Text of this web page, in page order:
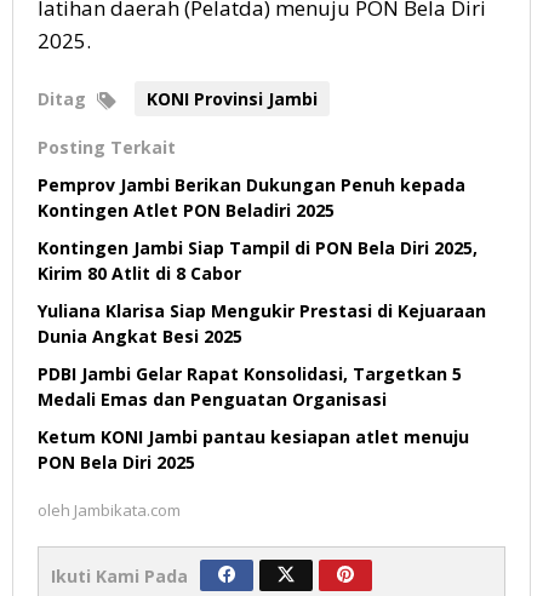
latihan daerah (Pelatda) menuju PON Bela Diri
2025.
Ditag KONI Provinsi Jambi
Posting Terkait
Pemprov Jambi Berikan Dukungan Penuh kepada
Kontingen Atlet PON Beladiri 2025
Kontingen Jambi Siap Tampil di PON Bela Diri 2025,
Kirim 80 Atlit di 8 Cabor
Yuliana Klarisa Siap Mengukir Prestasi di Kejuaraan
Dunia Angkat Besi 2025
PDBI Jambi Gelar Rapat Konsolidasi, Targetkan 5
Medali Emas dan Penguatan Organisasi
Ketum KONI Jambi pantau kesiapan atlet menuju
PON Bela Diri 2025
oleh Jambikata.com
Ikuti Kami Pada